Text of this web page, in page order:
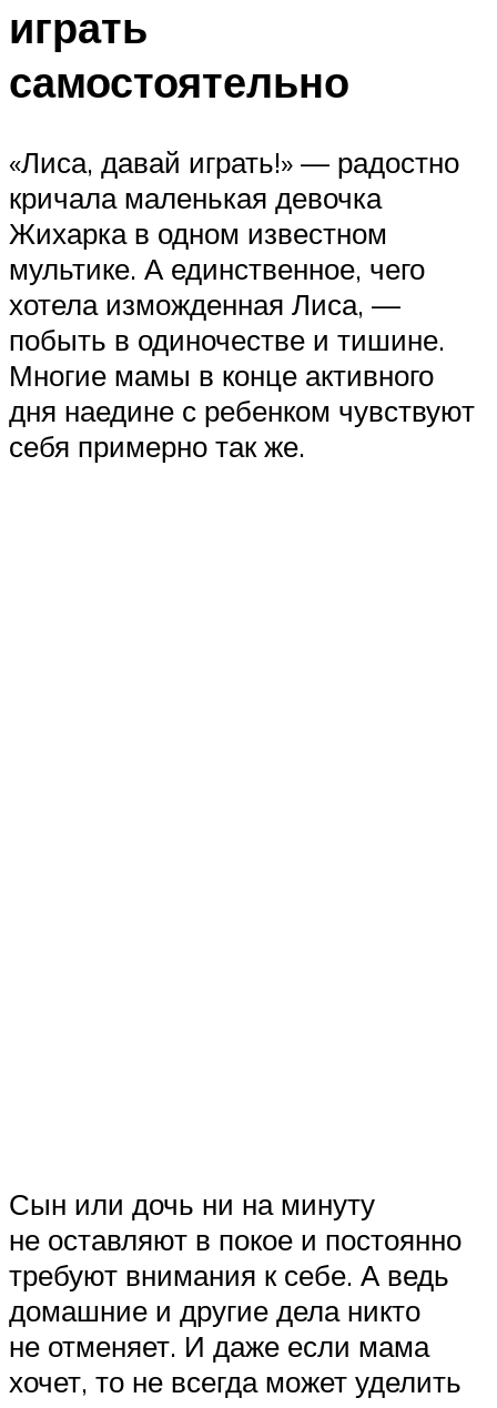
играть
самостоятельно
«Лиса, давай играть!» — радостно
кричала маленькая девочка
Жихарка в одном известном
мультике. А единственное, чего
хотела изможденная Лиса, —
побыть в одиночестве и тишине.
Многие мамы в конце активного
дня наедине с ребенком чувствуют
себя примерно так же.
Сын или дочь ни на минуту
не оставляют в покое и постоянно
требуют внимания к себе. А ведь
домашние и другие дела никто
не отменяет. И даже если мама
хочет, то не всегда может уделить